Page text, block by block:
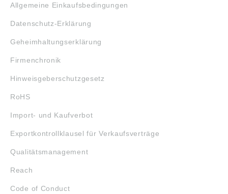
Allgemeine Einkaufsbedingungen
Datenschutz-Erklärung
Geheimhaltungserklärung
Firmenchronik
Hinweisgeberschutzgesetz
RoHS
Import- und Kaufverbot
Exportkontrollklausel für Verkaufsverträge
Qualitätsmanagement
Reach
Code of Conduct